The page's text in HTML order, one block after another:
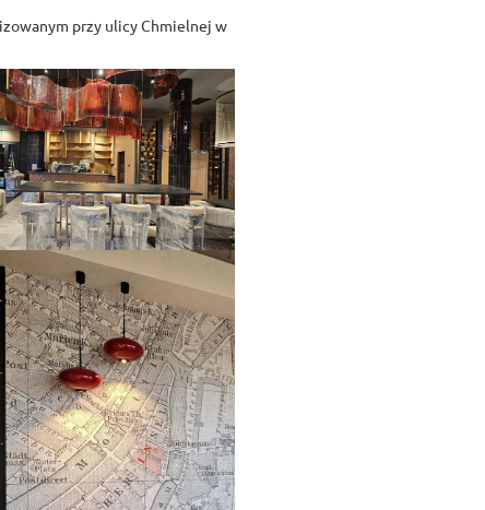
przy ulicy Chmielnej w